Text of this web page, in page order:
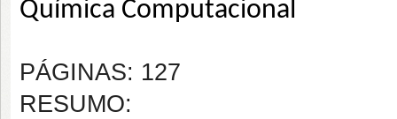
Química Computacional
PÁGINAS: 127
RESUMO: